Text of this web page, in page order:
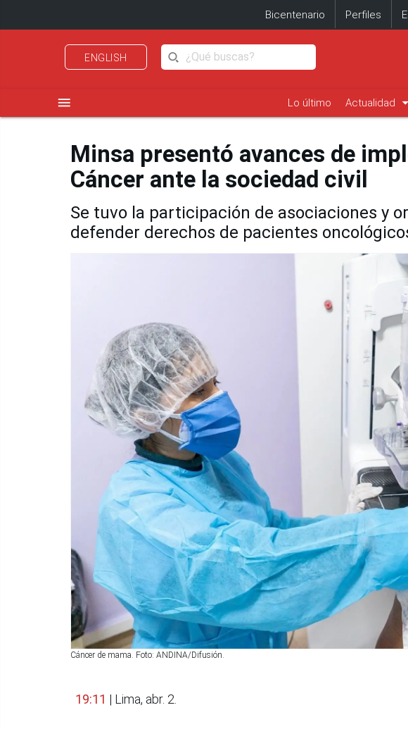
Bicentenario Perfiles
ENGLISH
menu Lo último Actualidad arrow_drop_down
Minsa presentó avances de
Cáncer ante la sociedad civil
Se tuvo la participación de asociaciones y
defender derechos de pacientes
Cáncer de mama. Foto: ANDINA/Difusión.
19:11 | Lima, abr. 2.